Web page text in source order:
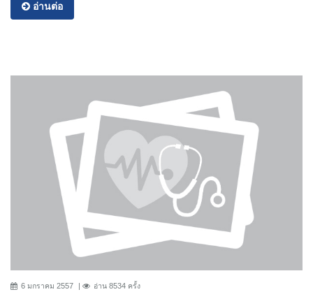
อ่านต่อ
6 มกราคม 2557 อ่าน 8534 ครั้ง